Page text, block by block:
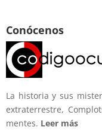
Conócenos
La historia y sus
extraterrestre,
mentes. Leer más